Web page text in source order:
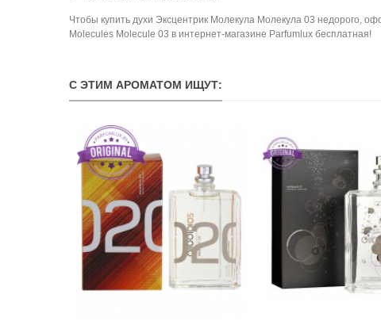
Чтобы купить духи Эксцентрик Молекула Молекула 03 недорого,
Molecules Molecule 03 в интернет-магазине Parfumlux бесплатная!
С ЭТИМ АРОМАТОМ ИЩУТ: